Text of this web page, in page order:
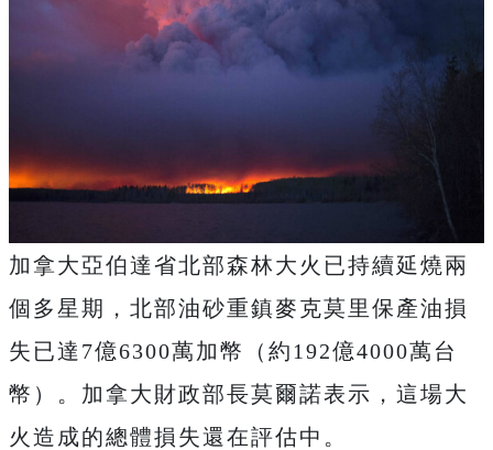
加拿大亞伯達省北部森林大火已持續延燒兩
個多星期，北部油砂重鎮麥克莫里保產油損
失已達7億6300萬加幣（約192億4000萬台
幣）。加拿大財政部長莫爾諾表示，這場大
火造成的總體損失還在評估中。